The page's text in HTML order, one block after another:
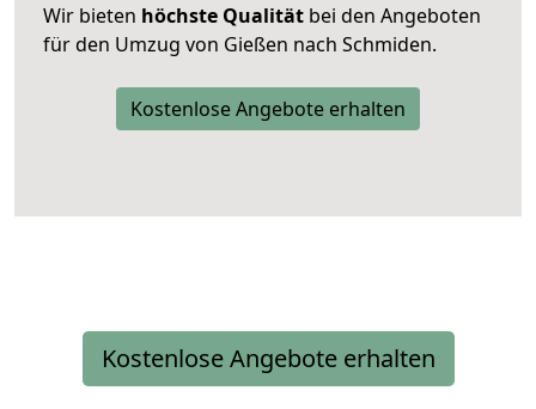
Wir bieten höchste Qualität bei den Angeboten
für den Umzug von Gießen nach Schmiden.
Kostenlose Angebote erhalten
Kostenlose Angebote erhalten